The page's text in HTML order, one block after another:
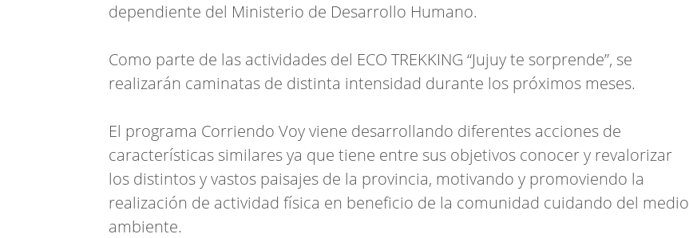
dependiente del Ministerio de Desarrollo Humano.
Como parte de las actividades del ECO TREKKING “Jujuy te sorprende”, se
realizarán caminatas de distinta intensidad durante los próximos meses.
El programa Corriendo Voy viene desarrollando diferentes acciones de
características similares ya que tiene entre sus objetivos conocer y revalorizar
los distintos y vastos paisajes de la provincia, motivando y promoviendo la
realización de actividad física en beneficio de la comunidad cuidando del medio
ambiente.